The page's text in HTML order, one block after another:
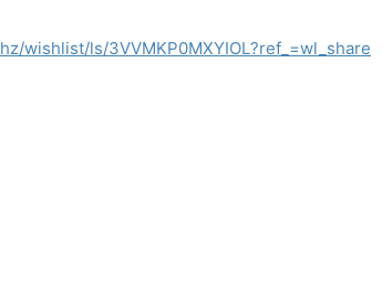
wishlist/ls/3VVMKP0MXYIOL?ref_=wl_share